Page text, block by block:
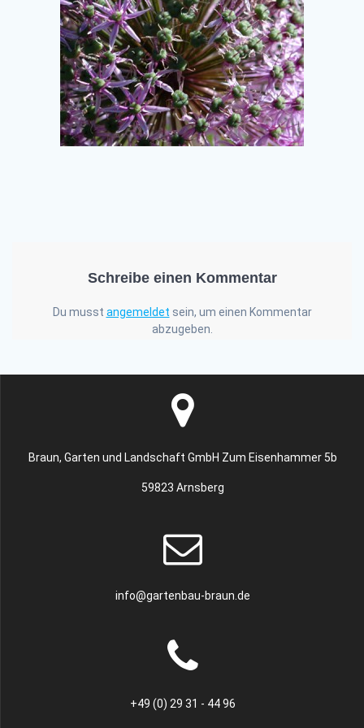
Schreibe einen Kommentar
Du musst angemeldet sein, um einen Kommentar
abzugeben.
Braun, Garten und Landschaft GmbH Zum Eisenhammer 5b
59823 Arnsberg
info@gartenbau-braun.de
+49 (0) 29 31 - 44 96